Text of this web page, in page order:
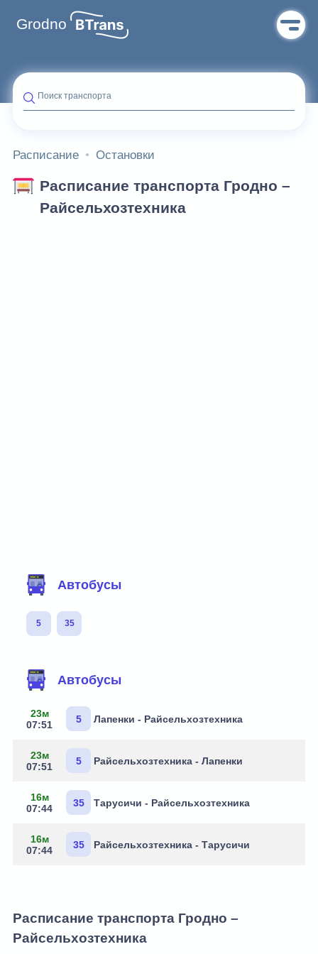
Grodno
Поиск транспорта
Расписание Остановки
Расписание транспорта Гродно –
Райсельхозтехника
Автобусы
5 35
Автобусы
23м
07:51
5 Лапенки - Райсельхозтехника
23м
07:51
5 Райсельхозтехника - Лапенки
16м
07:44
35 Тарусичи - Райсельхозтехника
16м
07:44
35 Райсельхозтехника - Тарусичи
Расписание транспорта Гродно –
Райсельхозтехника